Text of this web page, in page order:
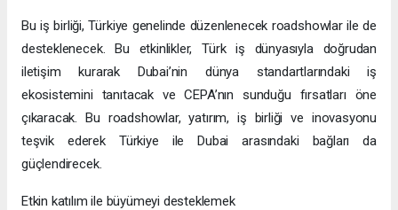
Bu iş birliği, Türkiye genelinde düzenlenecek roadshowlar ile de
desteklenecek. Bu etkinlikler, Türk iş dünyasıyla doğrudan
iletişim kurarak Dubai’nin dünya standartlarındaki iş
ekosistemini tanıtacak ve CEPA’nın sunduğu fırsatları öne
çıkaracak. Bu roadshowlar, yatırım, iş birliği ve inovasyonu
teşvik ederek Türkiye ile Dubai arasındaki bağları da
güçlendirecek.
Etkin katılım ile büyümeyi desteklemek